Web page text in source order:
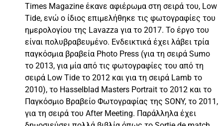
Times Magazine έκανε αφιέρωμα στη σειρά του, Low
Tide, ενώ ο ίδιος επιμελήθηκε τις φωτογραφίες του
ημερολογίου της Lavazza για το 2017. Το έργο του
είναι πολυβραβευμένο. Ενδεικτικά έχει λάβει τρία
παγκόσμια βραβεία Photo Press (για τη σειρά Sumo
το 2013, για μία από τις φωτογραφίες του από τη
σειρά Low Tide το 2012 και για τη σειρά Lamb το
2010), το Hasselblad Masters Portrait το 2012 και το
Παγκόσμιο Βραβείο Φωτογραφίας της SONY, το 2011,
για τη σειρά του After Meeting. Παράλληλα έχει